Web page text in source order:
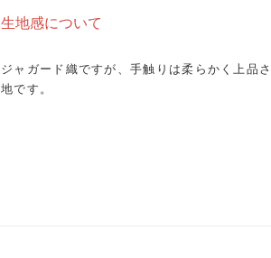
生地感について
ジャガード織ですが、手触りは柔らかく上品
地です。